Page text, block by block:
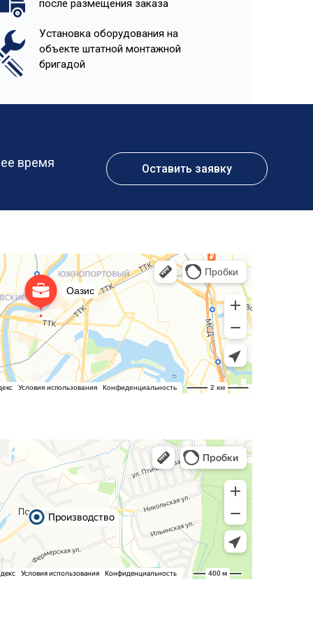
после размещения заказа
Установка оборудования на
объекте штатной монтажной
бригадой
время Оставить заявку